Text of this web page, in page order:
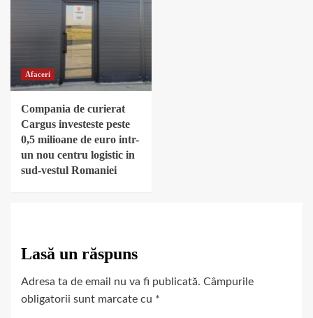
Afaceri
Compania de curierat
Cargus investeste peste
0,5 milioane de euro intr-
un nou centru logistic in
sud-vestul Romaniei
Lasă un răspuns
Adresa ta de email nu va fi publicată. Câmpurile
obligatorii sunt marcate cu *